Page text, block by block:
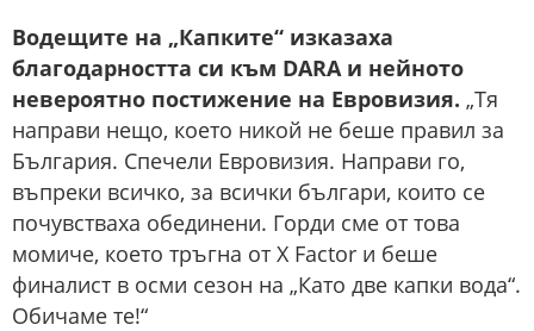
Водещите на „Капките“ изказаха
благодарността си към DARA и нейното
невероятно постижение на Евровизия. „Тя
направи нещо, което никой не беше правил за
България. Спечели Евровизия. Направи го,
въпреки всичко, за всички българи, които се
почувстваха обединени. Горди сме от това
момиче, което тръгна от X Factor и беше
финалист в осми сезон на „Като две капки вода“.
Обичаме те!“